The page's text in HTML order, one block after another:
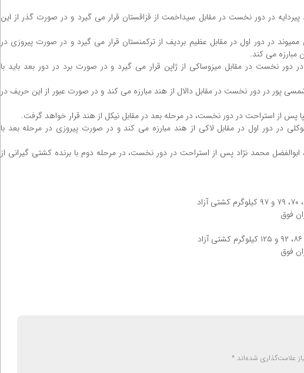
دارند، سجاد پیردایه در دور نخست در مقابل سیداخمت از قزاقستان قرار می گیرد و در صورت گذر از این
دارند، محمدمهدی ممیوند در دور اول در مقابل عظیم بردیف از ترکمنستان قرار می گیرد و در صورت پیروزی در
مبارزه می کند.
دارد، سبحان اسمی در دور نخست در مقابل میزوساکی از ژاپن قرار می گیرد و در صورت برد در دور بعد باید با
اند، ابوالفضل شمسی پور در دور نخست در مقابل دالال از هند مبارزه می کند و در صورت عبور از این حریف در
اند، دانیال توکلی در دور اول در مقابل لاکی از هند مبارزه می کند و در صورت پیروزی در مرحله بعد با
ثبت نام کرده اند، ابوالفضل محمد نژاد پس از استراحت در دور نخست، در مرحله دوم با برنده کشتی گیرانی از
علامت‌گذاری شده‌اند *
مالخاز آمویان از
ناظم امینه